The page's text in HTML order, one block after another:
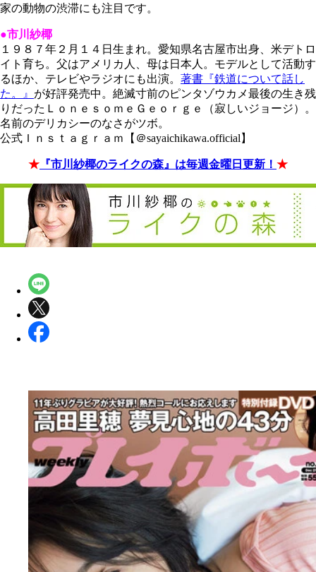
家の動物の渋滞にも注目です。
●市川紗椰
１９８７年２月１４日生まれ。愛知県名古屋市出身、米デトロ
イト育ち。父はアメリカ人、母は日本人。モデルとして活動す
るほか、テレビやラジオにも出演。 著書『鉄道について話し
た。』 が好評発売中。絶滅寸前のピンタゾウカメ最後の生き残
りだったＬｏｎｅｓｏｍｅＧｅｏｒｇｅ（寂しいジョージ）。
名前のデリカシーのなさがツボ。
公式Ｉｎｓｔａｇｒａｍ【＠sayaichikawa.official】
★ 『市川紗椰のライクの森』は毎週金曜日更新！ ★